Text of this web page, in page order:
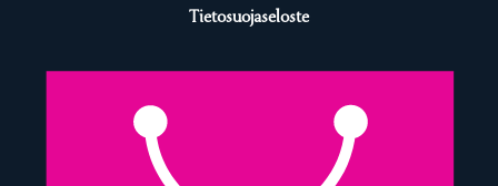
Tietosuojaseloste